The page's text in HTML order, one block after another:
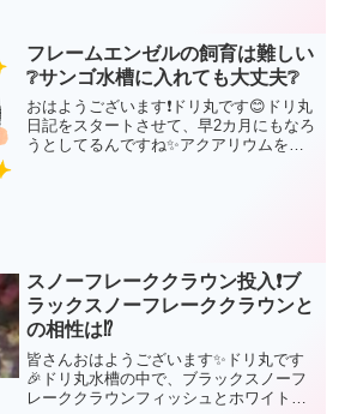
茶ゴケが発生するのは、順調な証ですか
ら何の心配もいりま...
フレームエンゼルの飼育は難しい
❔サンゴ水槽に入れても大丈夫❔
おはようございます❗ドリ丸です😊ドリ丸
日記をスタートさせて、早2カ月にもなろ
うとしてるんですね✨アクアリウムを趣
スノーフレーククラウン投入❗ブ
ラックスノーフレーククラウンと
の相性は⁉️
皆さんおはようございます✨ドリ丸です
🎉ドリ丸水槽の中で、ブラックスノーフ
レーククラウンフィッシュとホワイトチ